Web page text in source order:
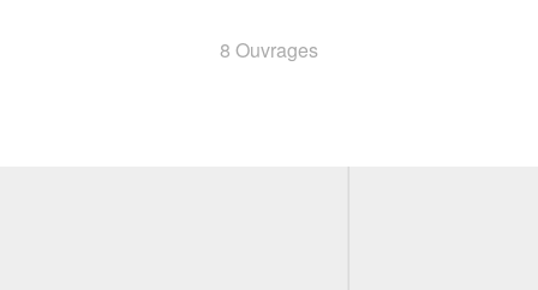
8 Ouvrages